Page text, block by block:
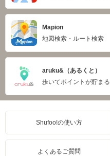
Mapion
地図検索・ルート検索
aruku&（あるくと）
歩いてポイントが貯まる
Shufoo!の使い方
よくあるご質問